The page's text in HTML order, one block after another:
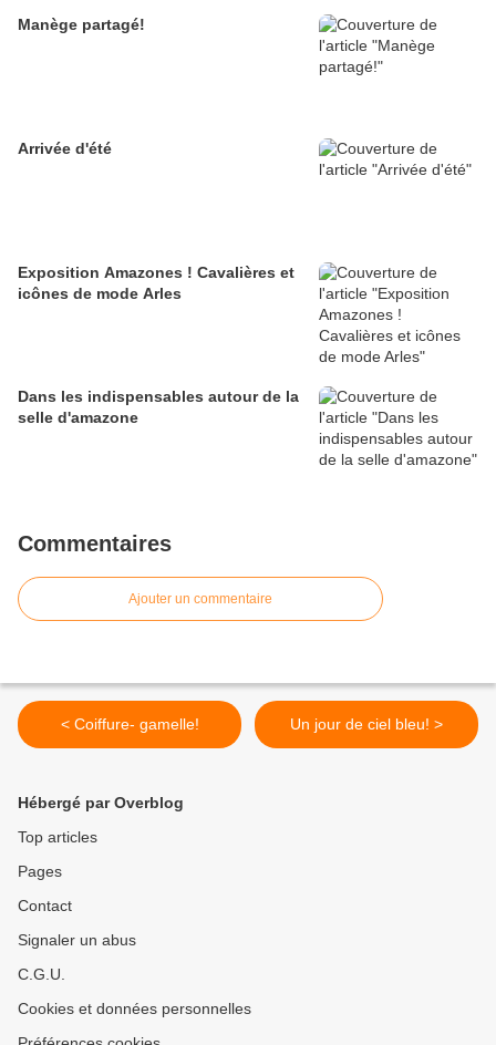
Manège partagé!
Arrivée d'été
Exposition Amazones ! Cavalières et
icônes de mode Arles
Dans les indispensables autour de la
selle d'amazone
Commentaires
Ajouter un commentaire
< Coiffure- gamelle! Un jour de ciel bleu! >
Hébergé par Overblog
Top articles
Pages
Contact
Signaler un abus
C.G.U.
Cookies et données personnelles